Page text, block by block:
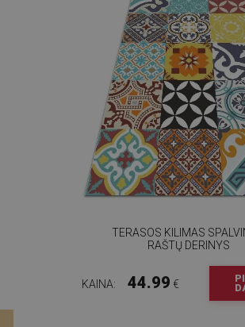
TERASOS KILIMAS
RAŠTŲ DERINYS
KAINA: 44.99 €